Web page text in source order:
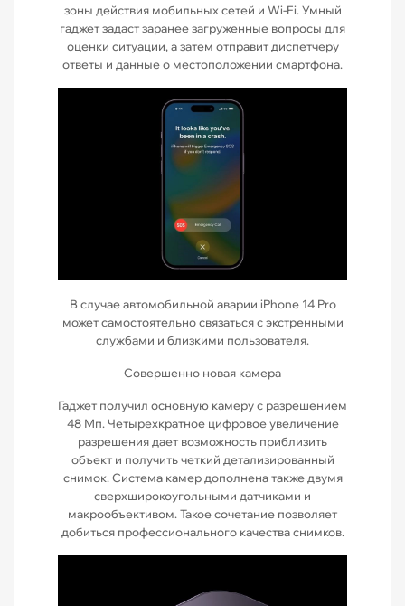
зоны действия мобильных сетей и Wi-Fi. Умный
гаджет задаст заранее загруженные вопросы для
оценки ситуации, а затем отправит диспетчеру
ответы и данные о местоположении смартфона.
В случае автомобильной аварии iPhone 14 Pro
может самостоятельно связаться с экстренными
службами и близкими пользователя.
Совершенно новая камера
Гаджет получил основную камеру с разрешением
48 Мп. Четырехкратное цифровое увеличение
разрешения дает возможность приблизить
объект и получить четкий детализированный
снимок. Система камер дополнена также двумя
сверхширокоугольными датчиками и
макрообъективом. Такое сочетание позволяет
добиться профессионального качества снимков.